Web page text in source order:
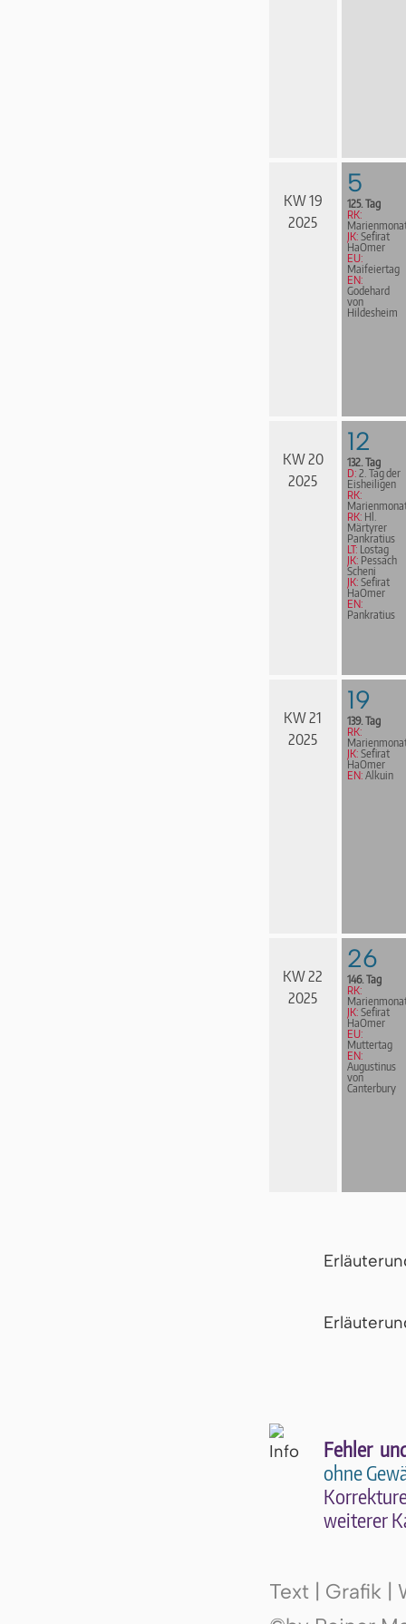
KW 19
2025
5
125. Tag
RK:
JK: Sefirat
HaOmer
EU:
Maifeiertag
EN:
Godehard
von
Hildesheim
KW 20
2025
12
132. Tag
D: 2. Tag der
Eisheiligen
RK:
RK: Hl.
Märtyrer
Pankratius
LT: Lostag
JK: Pessach
Scheni
JK: Sefirat
HaOmer
EN:
Pankratius
KW 21
2025
19
139. Tag
RK:
JK: Sefirat
HaOmer
EN: Alkuin
KW 22
2025
26
146. Tag
RK:
JK: Sefirat
HaOmer
EU:
Muttertag
EN:
Augustinus
von
Canterbury
Fehler
ohne
wei­te­rer
Text | Grafik |